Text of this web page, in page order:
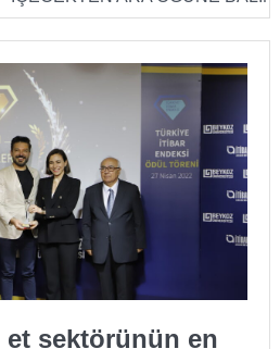
et sektörünün en